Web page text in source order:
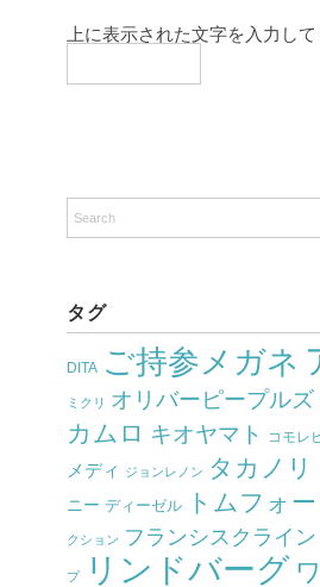
上に表示された文字を入力して
タグ
DITA ご持参メガネ
ミクリ オリバーピープルズ
カムロ キオヤマト コモレ
メディ
ジョンレノン タカノリ
ニー ディーゼル トムフォー
クション フランシスクライン
プ リンドバーグ